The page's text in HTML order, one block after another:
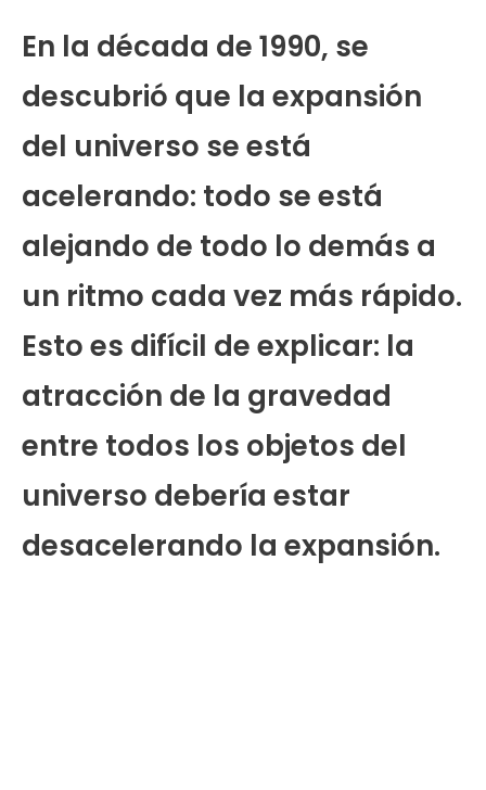
En la década de 1990, se
descubrió que la expansión
del universo se está
acelerando: todo se está
alejando de todo lo demás a
un ritmo cada vez más rápido.
Esto es difícil de explicar: la
atracción de la gravedad
entre todos los objetos del
universo debería estar
desacelerando la expansión.